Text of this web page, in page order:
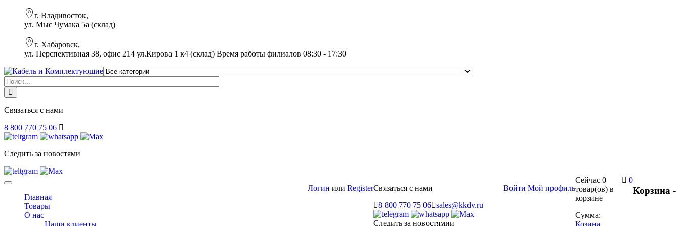
г. Владивосток,
ул. Мыс Чумака 5а (склад)
г. Хабаровск,
ул. Перспективная 38, офис 214 ул.Кирова 1 к4 (склад) Время работы филиалов 08:30 - 17:30
Связаться с нами
8 800 770 75 06
Следить за новостями
Корзина -
0
Сейчас 0
товар(ов) в
корзине
Сумма:
Козина
Войти Мой профиль
Связаться с нами
8 800 770 75 06 sales@kkdv.ru
Следить за новостямии
Toggle
navigationГлавная
Товары
О нас
Наши клиенты
Логин или Register